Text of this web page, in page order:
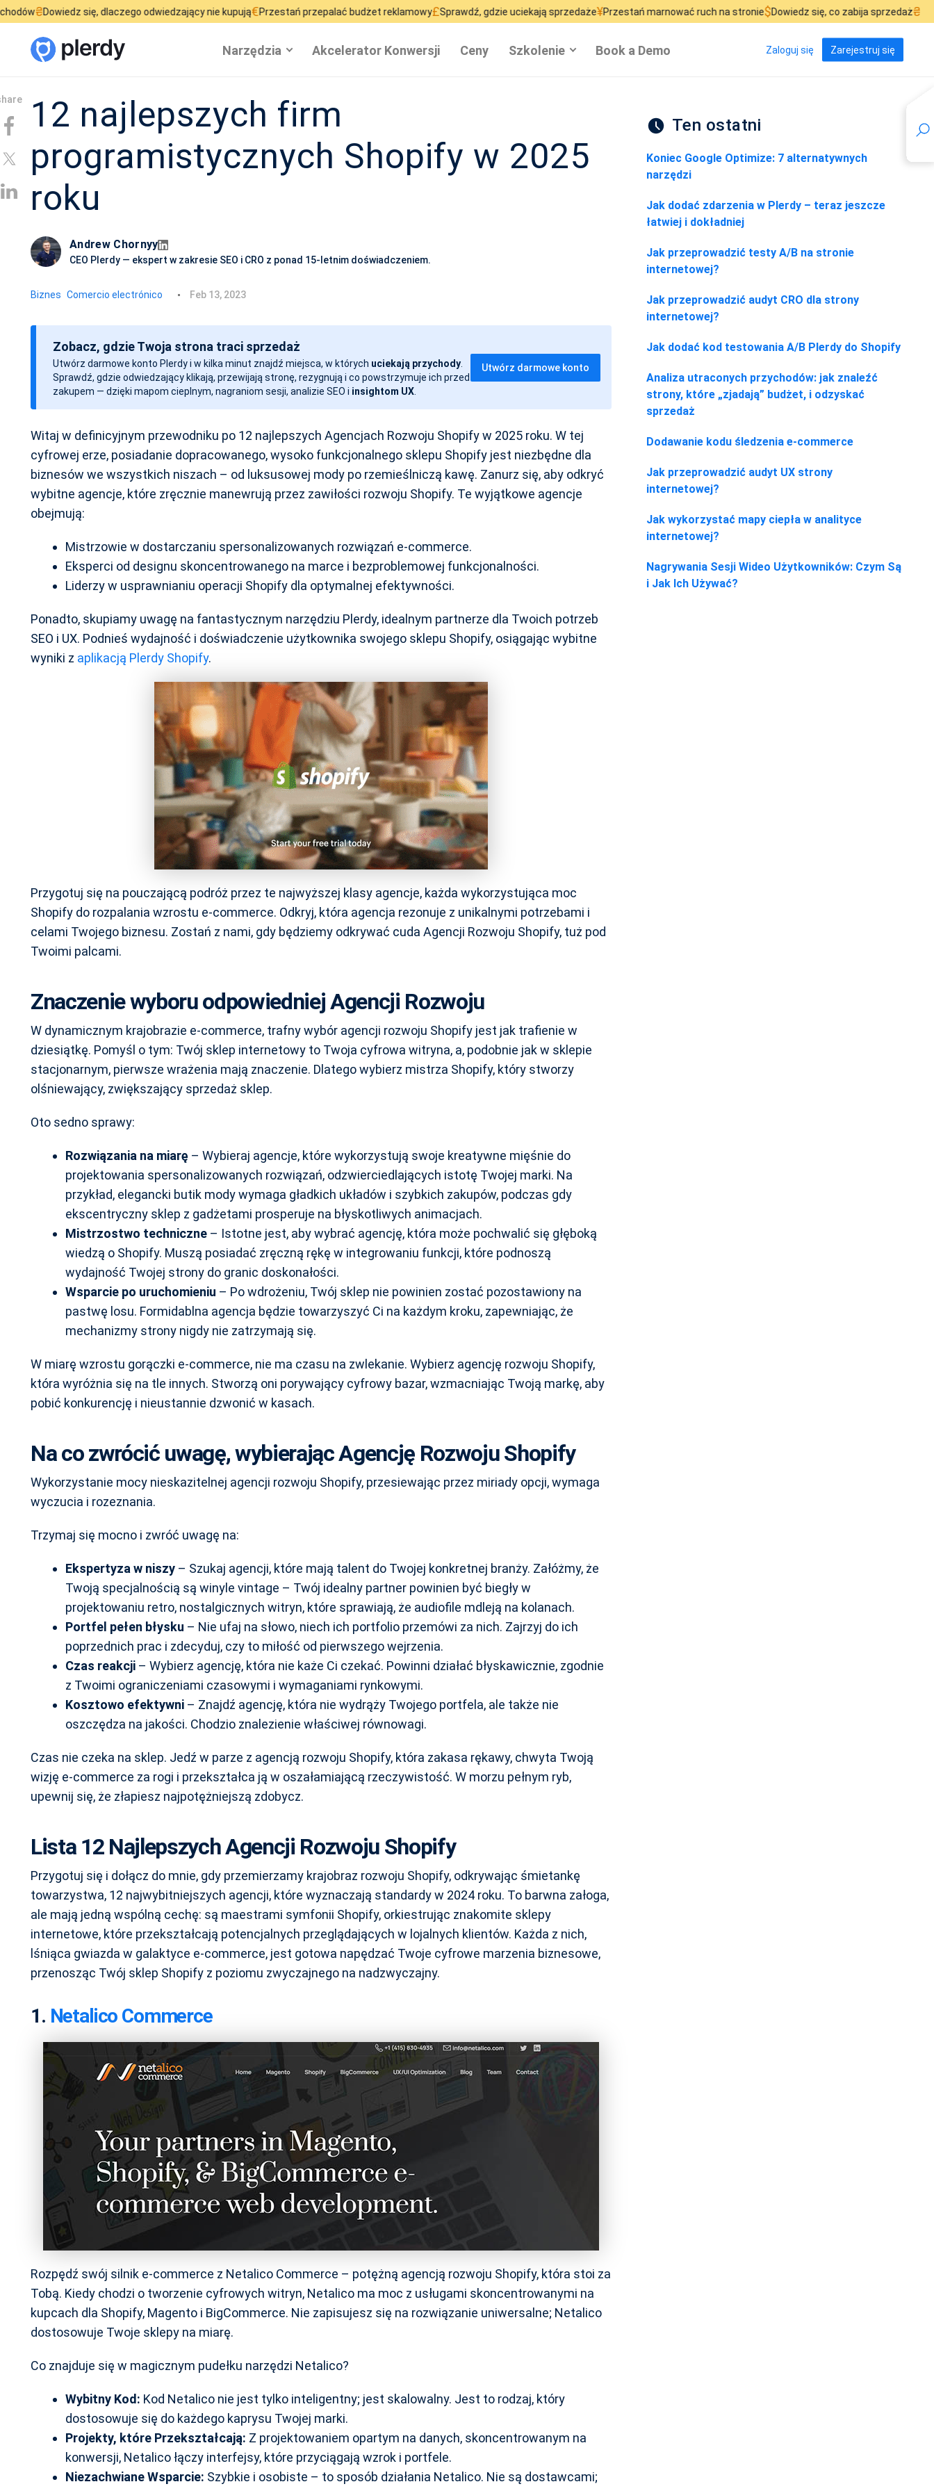
się, dlaczego odwiedzający nie kupują€Przestań przepalać budżet reklamowy£Sprawdź, gdzie uciekają sprzedaże¥Przestań marnować ruch na stronie$ Dowiedz się, co zabija sprzedaż₴ Zobacz,
Narzędzia Akcelerator Konwersji Ceny Szkolenie Book a Demo Zaloguj się Zarejestruj się
12 najlepszych firm
programistycznych Shopify w 2025
roku
Andrew Chornyy
CEO Plerdy — ekspert w zakresie SEO i CRO z ponad 15-letnim doświadczeniem.
Biznes Comercio electrónico
D
a
w
p
u
Feb 13, 2023
Zobacz, gdzie Twoja strona traci sprzedaż
Utwórz darmowe konto Plerdy i w kilka minut znajdź miejsca, w których uciekają przychody
Sprawdź, gdzie odwiedzający klikają, przewijają stronę, rezygnują i co powstrzymuje ich przed
zakupem — dzięki mapom cieplnym, nagraniom sesji, analizie SEO i insightom UX
Utwórz darmowe konto
Witaj w definicyjnym przewodniku po 12 najlepszych Agencjach Rozwoju Shopify w 2025 roku. W tej
cyfrowej erze, posiadanie dopracowanego, wysoko funkcjonalnego sklepu Shopify jest niezbędne dla
biznesów we wszystkich niszach – od luksusowej mody po rzemieślniczą kawę. Zanurz się, aby odkryć
wybitne agencje, które zręcznie manewrują przez zawiłości rozwoju Shopify. Te wyjątkowe agencje
obejmują:
Mistrzowie w dostarczaniu spersonalizowanych rozwiązań e-commerce.
Eksperci od designu skoncentrowanego na marce i bezproblemowej funkcjonalności.
Liderzy w usprawnianiu operacji Shopify dla optymalnej efektywności.
Ponadto, skupiamy uwagę na fantastycznym narzędziu Plerdy, idealnym partnerze dla Twoich potrzeb
SEO i UX. Podnieś wydajność i doświadczenie użytkownika swojego sklepu Shopify, osiągając wybitne
wyniki z aplikacją Plerdy Shopify.
Przygotuj się na pouczającą podróż przez te najwyższej klasy agencje, każda wykorzystująca moc
Shopify do rozpalania wzrostu e-commerce. Odkryj, która agencja rezonuje z unikalnymi potrzebami i
celami Twojego biznesu. Zostań z nami, gdy będziemy odkrywać cuda Agencji Rozwoju Shopify, tuż pod
Twoimi palcami.
Znaczenie wyboru odpowiedniej Agencji Rozwoju
W dynamicznym krajobrazie e-commerce, trafny wybór agencji rozwoju Shopify jest jak trafienie w
dziesiątkę. Pomyśl o tym: Twój sklep internetowy to Twoja cyfrowa witryna, a, podobnie jak w sklepie
stacjonarnym, pierwsze wrażenia mają znaczenie. Dlatego wybierz mistrza Shopify, który stworzy
olśniewający, zwiększający sprzedaż sklep.
Oto sedno sprawy:
Rozwiązania na miarę – Wybieraj agencje, które wykorzystują swoje kreatywne mięśnie do
projektowania spersonalizowanych rozwiązań, odzwierciedlających istotę Twojej marki. Na
przykład, elegancki butik mody wymaga gładkich układów i szybkich zakupów, podczas gdy
ekscentryczny sklep z gadżetami prosperuje na błyskotliwych animacjach.
Mistrzostwo techniczne – Istotne jest, aby wybrać agencję, która może pochwalić się głęboką
wiedzą o Shopify. Muszą posiadać zręczną rękę w integrowaniu funkcji, które podnoszą
wydajność Twojej strony do granic doskonałości.
Wsparcie po uruchomieniu – Po wdrożeniu, Twój sklep nie powinien zostać pozostawiony na
pastwę losu. Formidablna agencja będzie towarzyszyć Ci na każdym kroku, zapewniając, że
mechanizmy strony nigdy nie zatrzymają się.
W miarę wzrostu gorączki e-commerce, nie ma czasu na zwlekanie. Wybierz agencję rozwoju Shopify,
która wyróżnia się na tle innych. Stworzą oni porywający cyfrowy bazar, wzmacniając Twoją markę, aby
pobić konkurencję i nieustannie dzwonić w kasach.
Na co zwrócić uwagę, wybierając Agencję Rozwoju Shopify
Wykorzystanie mocy nieskazitelnej agencji rozwoju Shopify, przesiewając przez miriady opcji, wymaga
wyczucia i rozeznania.
Trzymaj się mocno i zwróć uwagę na:
Ekspertyza w niszy – Szukaj agencji, które mają talent do Twojej konkretnej branży. Załóżmy, że
Twoją specjalnością są winyle vintage – Twój idealny partner powinien być biegły w
projektowaniu retro, nostalgicznych witryn, które sprawiają, że audiofile mdleją na kolanach.
Portfel pełen błysku – Nie ufaj na słowo, niech ich portfolio przemówi za nich. Zajrzyj do ich
poprzednich prac i zdecyduj, czy to miłość od pierwszego wejrzenia.
Czas reakcji – Wybierz agencję, która nie każe Ci czekać. Powinni działać błyskawicznie, zgodnie
z Twoimi ograniczeniami czasowymi i wymaganiami rynkowymi.
Kosztowo efektywni – Znajdź agencję, która nie wydrąży Twojego portfela, ale także nie
oszczędza na jakości. Chodzio znalezienie właściwej równowagi.
Czas nie czeka na sklep. Jedź w parze z agencją rozwoju Shopify, która zakasa rękawy, chwyta Twoją
wizję e-commerce za rogi i przekształca ją w oszałamiającą rzeczywistość. W morzu pełnym ryb,
upewnij się, że złapiesz najpotężniejszą zdobycz.
Lista 12 Najlepszych Agencji Rozwoju Shopify
Przygotuj się i dołącz do mnie, gdy przemierzamy krajobraz rozwoju Shopify, odkrywając śmietankę
towarzystwa, 12 najwybitniejszych agencji, które wyznaczają standardy w 2024 roku. To barwna załoga,
ale mają jedną wspólną cechę: są maestrami symfonii Shopify, orkiestrując znakomite sklepy
internetowe, które przekształcają potencjalnych przeglądających w lojalnych klientów. Każda z nich,
lśniąca gwiazda w galaktyce e-commerce, jest gotowa napędzać Twoje cyfrowe marzenia biznesowe,
przenosząc Twój sklep Shopify z poziomu zwyczajnego na nadzwyczajny.
1. Netalico Commerce
Rozpędź swój silnik e-commerce z Netalico Commerce – potężną agencją rozwoju Shopify, która stoi za
Tobą. Kiedy chodzi o tworzenie cyfrowych witryn, Netalico ma moc z usługami skoncentrowanymi na
kupcach dla Shopify, Magento i BigCommerce. Nie zapisujesz się na rozwiązanie uniwersalne; Netalico
dostosowuje Twoje sklepy na miarę.
Co znajduje się w magicznym pudełku narzędzi Netalico?
Wybitny Kod: Kod Netalico nie jest tylko inteligentny; jest skalowalny. Jest to rodzaj, który
dostosowuje się do każdego kaprysu Twojej marki.
Projekty, które Przekształcają: Z projektowaniem opartym na danych, skoncentrowanym na
konwersji, Netalico łączy interfejsy, które przyciągają wzrok i portfele.
Niezachwiane Wsparcie: Szybkie i osobiste – to sposób działania Netalico. Nie są dostawcami;
Ten ostatni
Koniec Google Optimize: 7 alternatywnych
narzędzi
Jak dodać zdarzenia w Plerdy – teraz jeszcze
łatwiej i dokładniej
Jak przeprowadzić testy A/B na stronie
internetowej?
Jak przeprowadzić audyt CRO dla strony
internetowej?
Jak dodać kod testowania A/B Plerdy do Shopify
Analiza utraconych przychodów: jak znaleźć
strony, które „zjadają” budżet, i odzyskać
sprzedaż
Dodawanie kodu śledzenia e-commerce
Jak przeprowadzić audyt UX strony
internetowej?
Jak wykorzystać mapy ciepła w analityce
internetowej?
Nagrywania Sesji Wideo Użytkowników: Czym Są
i Jak Ich Używać?